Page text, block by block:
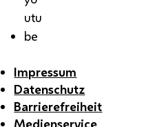
utu
be
Impressum
Datenschutz
Barrierefreiheit
Medienservice